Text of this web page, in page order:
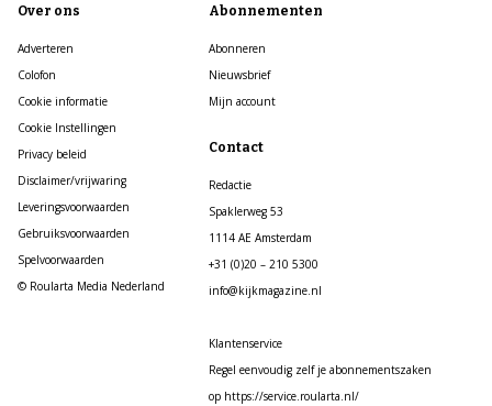
Over ons
Adverteren
Colofon
Cookie informatie
Cookie Instellingen
Privacy beleid
Disclaimer/vrijwaring
Leveringsvoorwaarden
Gebruiksvoorwaarden
Spelvoorwaarden
© Roularta Media Nederland
Abonnementen
Abonneren
Nieuwsbrief
Mijn account
Contact
Redactie
Spaklerweg 53
1114 AE Amsterdam
+31 (0)20 – 210 5300
info@kijkmagazine.nl
Klantenservice
Regel eenvoudig zelf je abonnementszaken
op https://service.roularta.nl/